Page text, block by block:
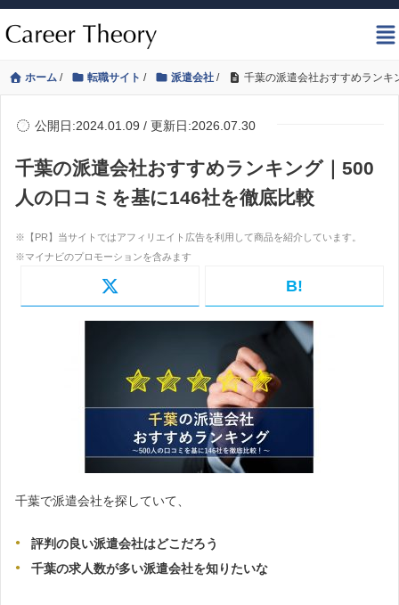
ホーム / 転職サイト / 派遣会社 / 千葉の派遣会社おすすめラン
公開日:2024.01.09 / 更新日:2026.07.30
千葉の派遣会社おすすめランキング｜500
人の口コミを基に146社を徹底比較
B!
千葉で派遣会社を探していて、
評判の良い派遣会社はどこだろう
千葉の求人数が多い派遣会社を知りたいな